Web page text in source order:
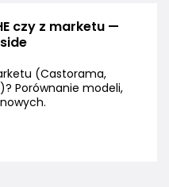
czy z marketu —
(Castorama,
Porównanie modeli,